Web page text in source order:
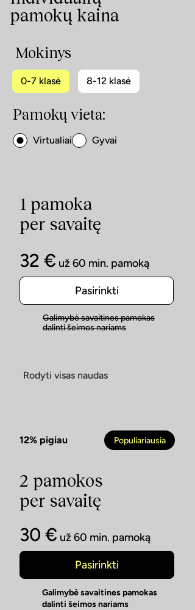
pamokų kaina
Mokinys
0-7 klasė 8-12 klasė
Pamokų vieta:
Virtualiai Gyvai
1 pamoka
per savaitę
32 € už 60 min. pamoką
Pasirinkti
Galimybė savaitines pamokas
dalinti šeimos nariams
Rodyti visas naudas
12% pigiau Populiariausia
2 pamokos
per savaitę
30 € už 60 min. pamoką
Pasirinkti
Galimybė savaitines pamokas
dalinti šeimos nariams